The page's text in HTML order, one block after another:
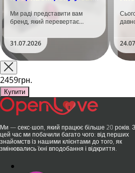
Ми раді представити вам
бренд, який перевертає
та вже встиг стати сенсацією
на міжнародній виставці API
Shanghai-2026!​LOVISS - це
поєднання унікальної естетики
та бездога..
31.07.2026
їх
2459грн.
Купити
Ми — секс-шоп, який працює більше 20 років.
цей час ми побачили багато чого: від перших
знайомств із нашими клієнтами до того, як
змінювались їхні вподобання і відкриття.